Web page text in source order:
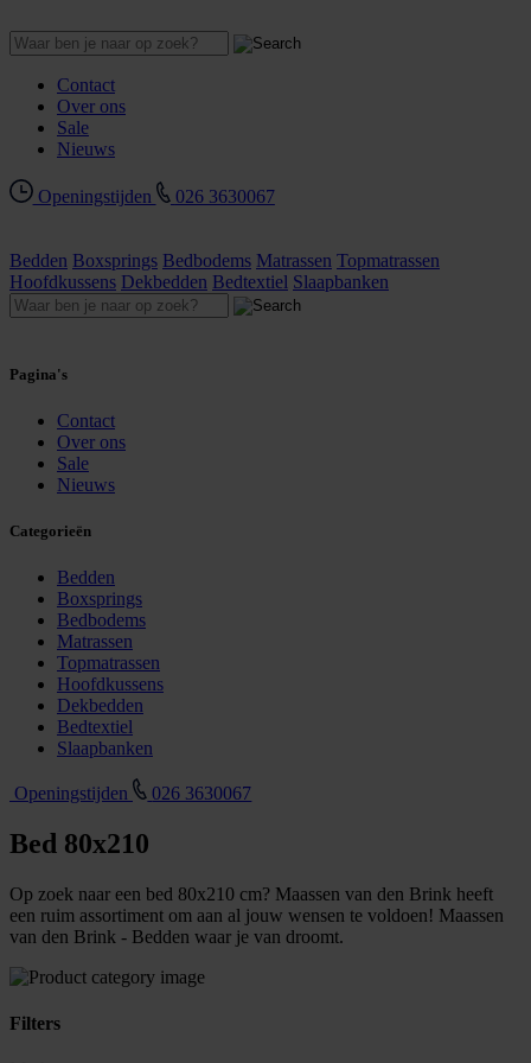
Contact
Over ons
Sale
Nieuws
Openingstijden 026 3630067
Bedden Boxsprings Bedbodems Matrassen Topmatrassen
Hoofdkussens Dekbedden Bedtextiel Slaapbanken
Pagina's
Contact
Over ons
Sale
Nieuws
Categorieën
Bedden
Boxsprings
Bedbodems
Matrassen
Topmatrassen
Hoofdkussens
Dekbedden
Bedtextiel
Slaapbanken
Openingstijden 026 3630067
Bed 80x210
Op zoek naar een bed 80x210 cm? Maassen van den Brink heeft
een ruim assortiment om aan al jouw wensen te voldoen! Maassen
van den Brink - Bedden waar je van droomt.
Filters